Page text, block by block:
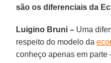
são os diferenciais da
Luigino Bruni – Uma
respeito do modelo da
conheço apenas em parte